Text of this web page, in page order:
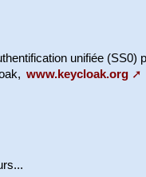
unifiée (SS0)
www.keycloak.org